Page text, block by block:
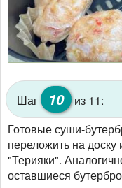
Шаг 10 из 11:
Готовые суши-
переложить на
"Терияки".
оставшиеся